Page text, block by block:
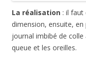
La réalisation : il faut
dimension, ensuite,
journal imbibé de
queue et les oreilles.